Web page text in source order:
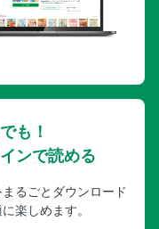
も！
ンで読める
るごとダウンロード
楽しめます。